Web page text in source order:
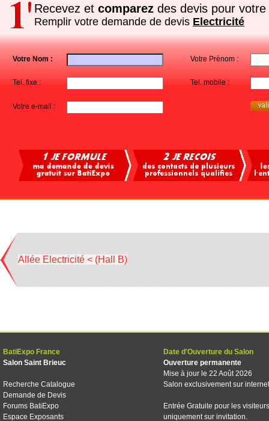
Recevez et comparez des devis pour votre
Remplir votre demande de devis Electricité
Votre Nom : Votre Prénom :
Tel. fixe : Tel. mobile :
Votre e-mail :
Allée Electricité < (Hall B)
BatiExpo France
Salon Saint Brieuc
Recherche Catalogue
Demande de Devis
Forums BatiExpo
Espace Exposants
Date d'Ouverture du Salon
Ouverture permanente
Mise à jour le 22 Août 2026
Salon exclusivement sur internet
Entrée Gratuite pour les visiteurs
uniquement sur invitation.